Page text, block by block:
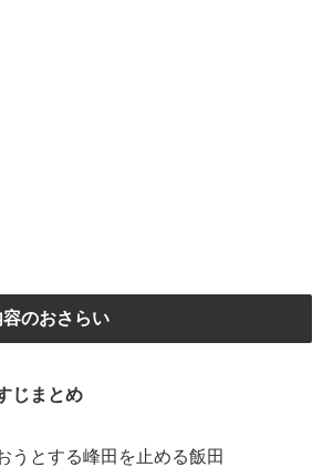
のおさらい
じまとめ
うとする峰田を止める飯田